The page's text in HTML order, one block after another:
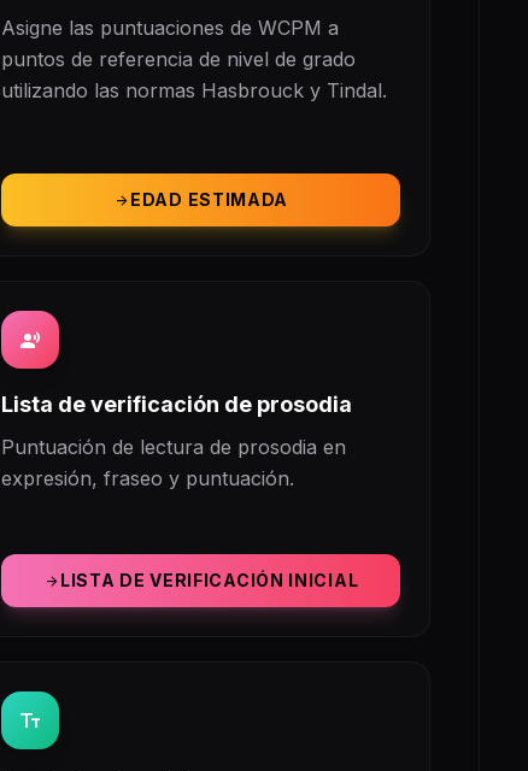
Asigne las puntuaciones de WCPM a
puntos de referencia de nivel de grado
utilizando las normas Hasbrouck y Tindal.
arrow_forwardEDAD ESTIMADA
record_voice_over
Lista de verificación de prosodia
Puntuación de lectura de prosodia en
expresión, fraseo y puntuación.
arrow_forwardLISTA DE VERIFICACIÓN INICIAL
text_fields